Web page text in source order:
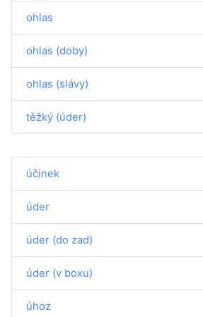
ohlas
ohlas (doby)
ohlas (slávy)
těžký (úder)
účinek
úder
úder (do zad)
úder (v boxu)
úhoz